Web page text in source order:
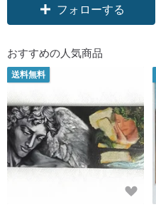
フォローする
おすすめの人気商品
送料無料